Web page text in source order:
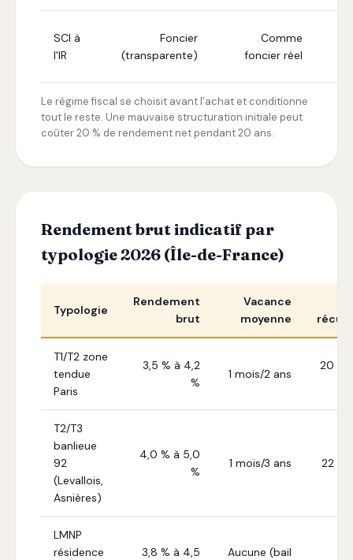
SCI à
l'IR
Foncier
(transparente)
Comme
foncier réel
Le régime fiscal se choisit avant l'achat et conditionne
tout le reste. Une mauvaise structuration initiale peut
coûter 20 % de rendement net pendant 20 ans.
Rendement brut indicatif par
typologie 2026 (Île-de-France)
Typologie
Rendement
brut
Vacance
moyenne
T1/T2 zone
tendue
Paris
3,5 % à 4,2
%
1 mois/2 ans
20 %
T2/T3
banlieue
92
(Levallois,
Asnières)
4,0 % à 5,0
%
1 mois/3 ans 22 %
LMNP
résidence
3,8 % à 4,5
Aucune (bail